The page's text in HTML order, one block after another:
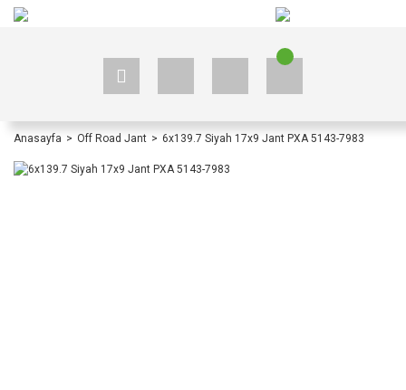
Anasayfa Off Road Jant 6x139.7 Siyah 17x9 Jant PXA 5143-7983